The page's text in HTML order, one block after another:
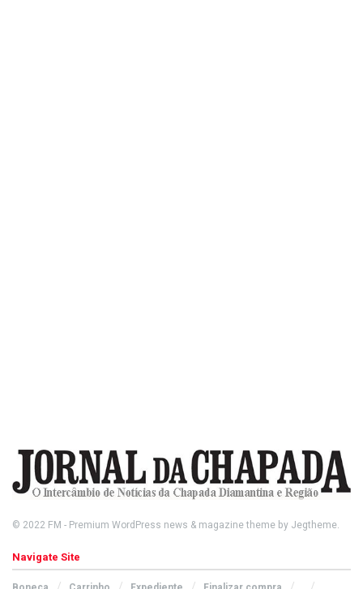
© 2022 FM - Premium WordPress news & magazine theme by Jegtheme.
Navigate Site